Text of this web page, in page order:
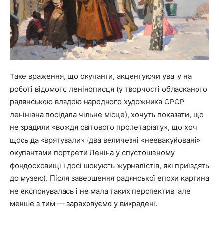
Таке враження, що окупанти, акцентуючи увагу на
роботі відомого ленінописця (у творчості обласканого
радянською владою народного художника СРСР
ленініана посідала чільне місце), хочуть показати, що
не зрадили «вождя світового пролетаріату», що хоч
щось да «врятували» (два величезні «неевакуйовані»
окупантами портрети Леніна у спустошеному
фондосховищі і досі шокують журналістів, які приїздять
до музею). Після завершення радянської епохи картина
не експонувалась і не мала таких перспектив, але
менше з тим — зараховуємо у викрадені.